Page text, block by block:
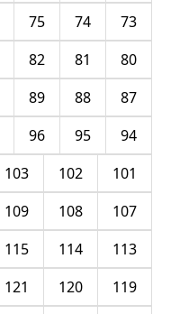
73
74
75
80
81
82
87
88
89
94
95
96
101
102
103
107
108
109
113
114
115
119
120
121